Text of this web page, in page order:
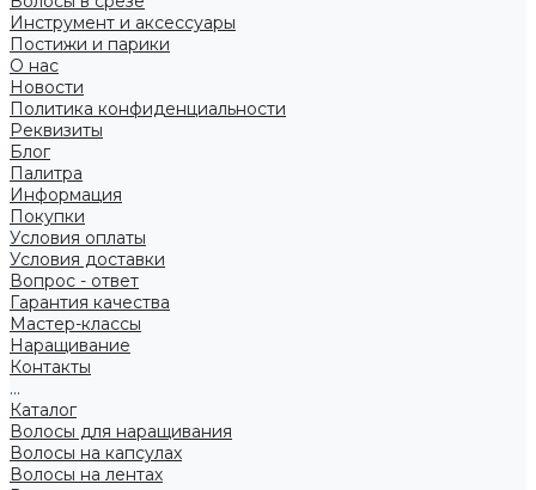
Инструмент и аксессуары
Постижи и парики
О нас
Новости
Политика конфиденциальности
Реквизиты
Блог
Палитра
Информация
Покупки
Условия оплаты
Условия доставки
Вопрос - ответ
Гарантия качества
Мастер-классы
Наращивание
Контакты
...
Каталог
Волосы для наращивания
Волосы на капсулах
Волосы на лентах